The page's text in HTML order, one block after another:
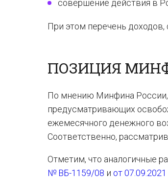
совершение действия в
При этом перечень
ПОЗИЦИЯ
По мнению Минфина
предусматривающих
ежемесячного денежного
Соответственно,
Отметим, что аналогичные
№ ВБ-1159/08 и от